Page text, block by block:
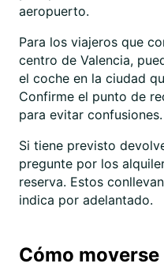
aeropuerto.
Para los viajeros que
centro de Valencia,
el coche en la ciudad
Confirme el punto de
para evitar confusiones.
Si tiene previsto
pregunte por los
reserva. Estos
indica por adelantado.
Cómo